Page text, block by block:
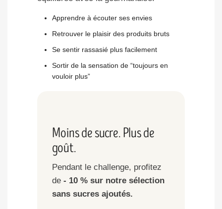
Apprendre à écouter ses envies
Retrouver le plaisir des produits bruts
Se sentir rassasié plus facilement
Sortir de la sensation de “toujours en
vouloir plus”
Moins de sucre. Plus de
goût.
Pendant le challenge, profitez
de - 10 % sur notre sélection
sans sucres ajoutés.